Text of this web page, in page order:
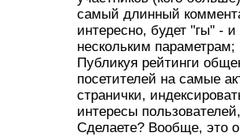
самый длинный
интересно, будет "гы" -
нескольким параметрам;
Публикуя рейтинги
посетителей на самые
странички,
интересы
Сделаете? Вообще, это